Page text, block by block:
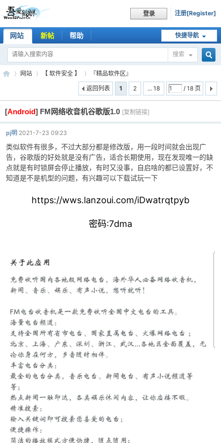
登录 注册[Register]
快捷导航
网站 新帖 帮助
搜索
吾 »
网站
›
【 软件安全 】
›
『精品软件区』
1
2 ... 18 / 18 页
返回列表
[Android] FM网络收音机谷歌版1.0 [复制链接]
pj明 2021-7-23 09:23
类似软件有很多，不过大部分都是修改版，用一段时间就会出现广
告，谷歌版的好处就是没有广告，适合长期使用，现在发现唯一的缺
点就是有时锁屏会停止播放，有时又没事，自启啥的都已设置好，不
知道是不是机型的问题，有兴趣可以下载试玩一下
https://wws.lanzoui.com/iDwatrqtpyb
密码:7dma